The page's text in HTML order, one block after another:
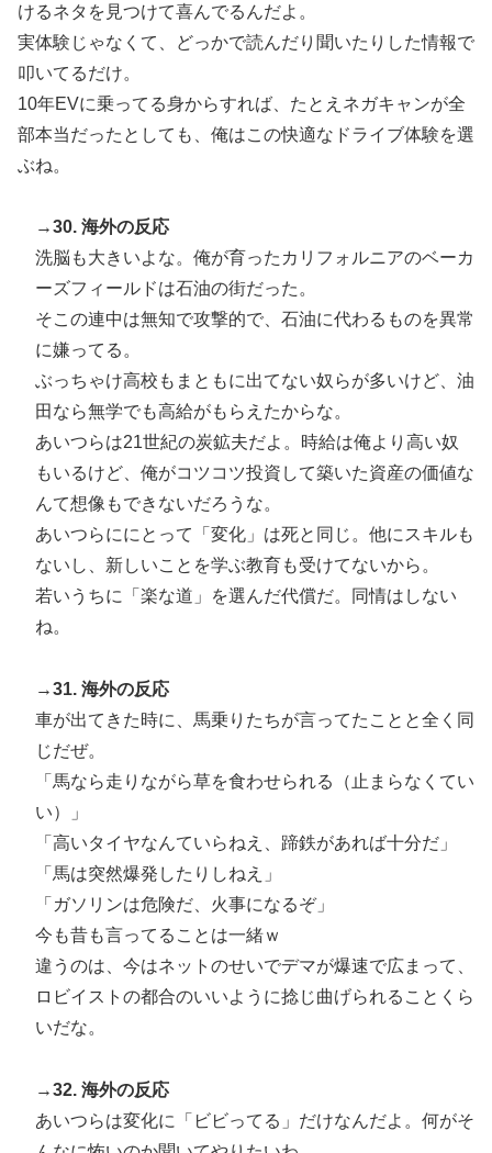
けるネタを見つけて喜んでるんだよ。
実体験じゃなくて、どっかで読んだり聞いたりした情報で
叩いてるだけ。
10年EVに乗ってる身からすれば、たとえネガキャンが全
部本当だったとしても、俺はこの快適なドライブ体験を選
ぶね。
→30. 海外の反応
洗脳も大きいよな。俺が育ったカリフォルニアのベーカ
ーズフィールドは石油の街だった。
そこの連中は無知で攻撃的で、石油に代わるものを異常
に嫌ってる。
ぶっちゃけ高校もまともに出てない奴らが多いけど、油
田なら無学でも高給がもらえたからな。
あいつらは21世紀の炭鉱夫だよ。時給は俺より高い奴
もいるけど、俺がコツコツ投資して築いた資産の価値な
んて想像もできないだろうな。
あいつらににとって「変化」は死と同じ。他にスキルも
ないし、新しいことを学ぶ教育も受けてないから。
若いうちに「楽な道」を選んだ代償だ。同情はしない
ね。
→31. 海外の反応
車が出てきた時に、馬乗りたちが言ってたことと全く同
じだぜ。
「馬なら走りながら草を食わせられる（止まらなくてい
い）」
「高いタイヤなんていらねえ、蹄鉄があれば十分だ」
「馬は突然爆発したりしねえ」
「ガソリンは危険だ、火事になるぞ」
今も昔も言ってることは一緒ｗ
違うのは、今はネットのせいでデマが爆速で広まって、
ロビイストの都合のいいように捻じ曲げられることくら
いだな。
→32. 海外の反応
あいつらは変化に「ビビってる」だけなんだよ。何がそ